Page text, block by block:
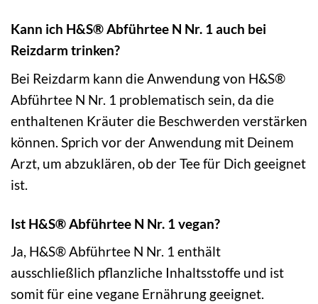
Kann ich H&S® Abführtee N Nr. 1 auch bei
Reizdarm trinken?
Bei Reizdarm kann die Anwendung von H&S®
Abführtee N Nr. 1 problematisch sein, da die
enthaltenen Kräuter die Beschwerden verstärken
können. Sprich vor der Anwendung mit Deinem
Arzt, um abzuklären, ob der Tee für Dich geeignet
ist.
Ist H&S® Abführtee N Nr. 1 vegan?
Ja, H&S® Abführtee N Nr. 1 enthält
ausschließlich pflanzliche Inhaltsstoffe und ist
somit für eine vegane Ernährung geeignet.